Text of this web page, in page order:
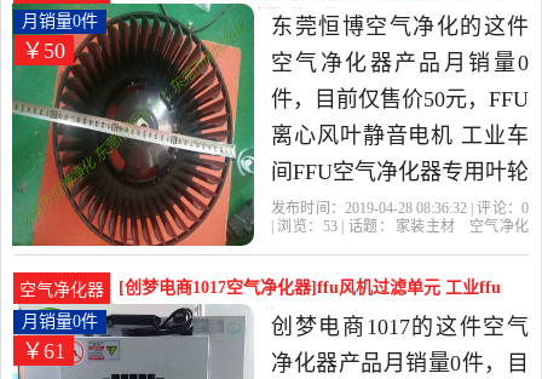
气净化器，由广东 东莞发
货。
机 工业车间FF月销量0件仅售50元
￥50
月销量0件
东莞恒博空气净化的这件
空气净化器产品月销量0
件，目前仅售价50元，FFU
离心风叶静音电机 工业车
间FFU空气净化器专用叶轮
FFU风扇电机是2019年东莞
材当中性价比很高的空气
净化器，由广东 东莞发
货。
发布时间：2019-04-28 08:36:32 | 评论： 0
| 浏览： 53| 话题： 家装主材
空气净化
空气净化器
[创梦电商1017空气净化器]ffu风机过滤单元 工业ffu
百级层月销量0件仅售61元
￥61
月销量0件
创梦电商1017的这件空气
净化器产品月销量0件，目